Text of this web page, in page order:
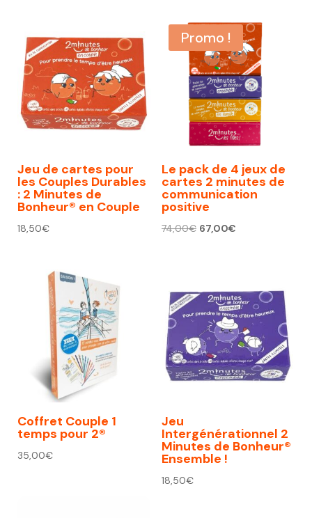
Jeu de cartes pour
les Couples Durables
: 2 Minutes de
Bonheur® en Couple
18,50€
Promo !
Le pack de 4 jeux de
cartes 2 minutes de
communication
positive
74,00€ Le
74,00€.
67,00€Le
67,00€.
Coffret Couple 1
temps pour 2®
35,00€
Jeu
Intergénérationnel 2
Minutes de Bonheur®
Ensemble !
18,50€